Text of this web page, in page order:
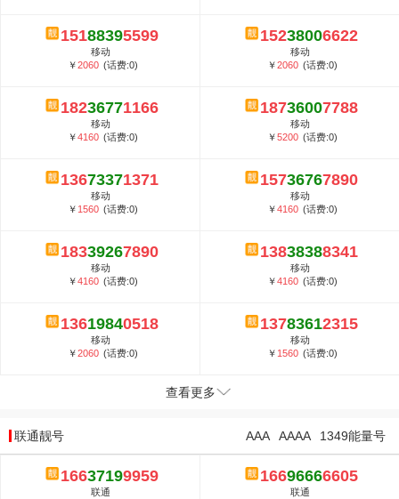
15188395599
移动
￥2060 (话费:0)
15238006622
移动
￥2060 (话费:0)
18236771166
移动
￥4160 (话费:0)
18736007788
移动
￥5200 (话费:0)
13673371371
移动
￥ 1560 (话费:0)
15736767890
移动
￥4160 (话费:0)
18339267890
移动
￥4160 (话费:0)
13838388341
移动
￥4160 (话费:0)
13619840518
移动
￥2060 (话费:0)
13783612315
移动
￥ 1560 (话费:0)
查看更多
联通靓号 1349能量号
AAAA
AAA
16637199959
联通
16696666605
联通